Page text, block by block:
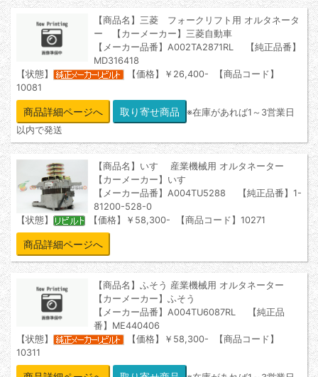
【商品名】三菱 フォークリフト用 オルタネータ
ー 【カーメーカー】三菱自動車
【メーカー品番】A002TA2871RL 【純正品番】
MD316418
【状態】
【価格】￥26,400- 【商品コード】
10081
商品詳細ページへ
※在庫があれば1～3営業日
以内で発送
【商品名】いすゞ 産業機械用 オルタネーター
【カーメーカー】いすゞ
【メーカー品番】A004TU5288 【純正品番】1-
81200-528-0
【状態】
【価格】￥58,300- 【商品コード】10271
商品詳細ページへ
【商品名】ふそう 産業機械用 オルタネーター
【カーメーカー】ふそう
【メーカー品番】A004TU6087RL 【純正品
番】ME440406
【状態】
【価格】￥58,300- 【商品コード】
10311